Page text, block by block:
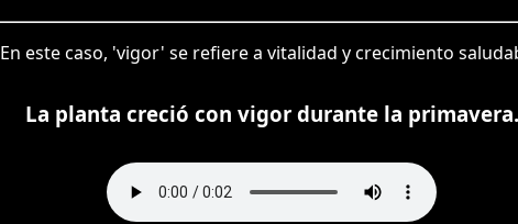
En este caso, 'vigor' se refiere a vitalidad y crecimiento
La planta creció con vigor durante la primavera.